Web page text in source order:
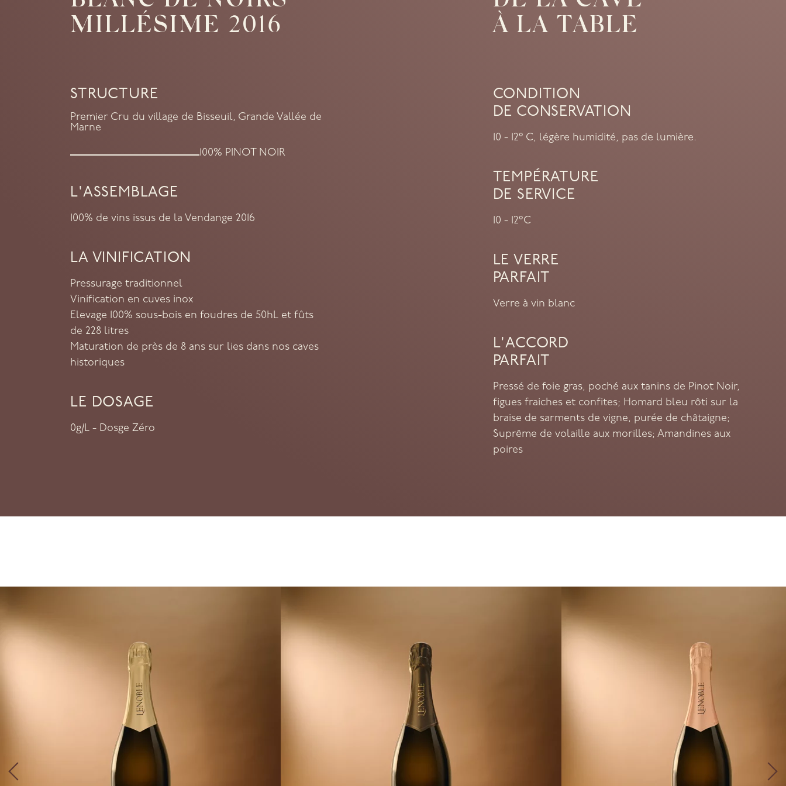
MILLÉSIME 2016
STRUCTURE
Premier Cru du village de Bisseuil, Grande Vallée de
Marne
100% PINOT NOIR
L'ASSEMBLAGE
100% de vins issus de la Vendange 2016
LA VINIFICATION
Pressurage traditionnel
Vinification en cuves inox
Elevage 100% sous-bois en foudres de 50hL et fûts
de 228 litres
Maturation de près de 8 ans sur lies dans nos caves
historiques
LE DOSAGE
0g/L - Dosge Zéro
À LA TABLE
CONDITION
DE CONSERVATION
10 - 12° C, légère humidité, pas de lumière.
TEMPÉRATURE
DE SERVICE
10 - 12°C
LE VERRE
PARFAIT
Verre à vin blanc
L'ACCORD
PARFAIT
Pressé de foie gras, poché aux tanins de Pinot Noir,
figues fraiches et confites; Homard bleu rôti sur la
braise de sarments de vigne, purée de châtaigne;
Suprême de volaille aux morilles; Amandines aux
poires